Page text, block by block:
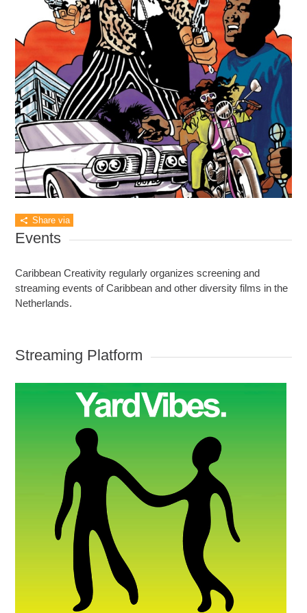
Share via
Events
Caribbean Creativity regularly organizes screening and
streaming events of Caribbean and other diversity films in the
Netherlands.
Streaming Platform